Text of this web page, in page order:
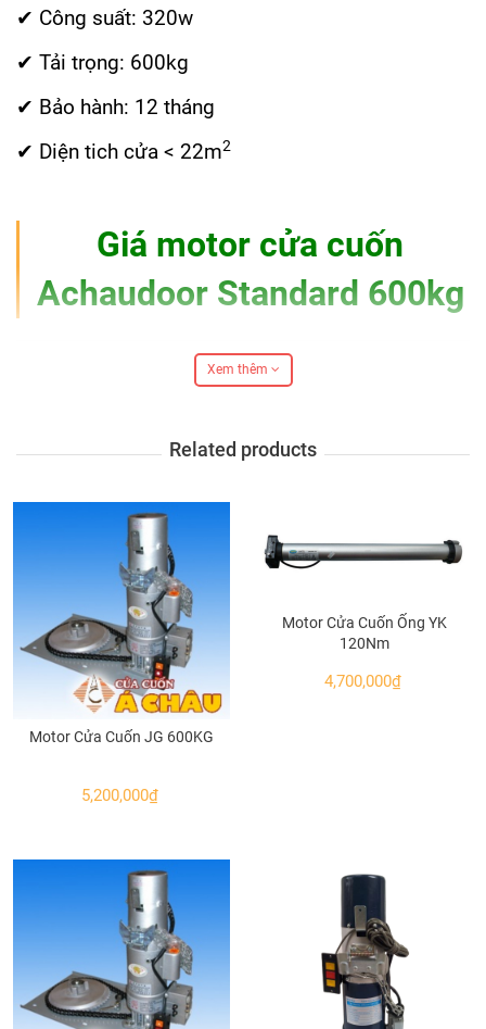
✔ Công suất: 320w
✔ Tải trọng: 600kg
✔ Bảo hành: 12 tháng
✔ Diện tich cửa < 22m2
Giá motor cửa cuốn
Achaudoor Standard 600kg
Achaudoor Standard 600kgđược Á Châu cung
cùng cách tỉnh thành lân cận.
Xem thêm
Related products
Motor Cửa Cuốn JG 600KG
5,200,000₫
Motor Cửa Cuốn Ống YK
120Nm
4,700,000₫